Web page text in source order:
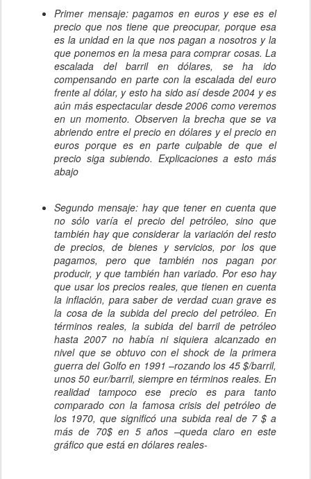
Primer mensaje: pagamos en euros y ese es el
precio que nos tiene que preocupar, porque esa
es la unidad en la que nos pagan a nosotros y la
que ponemos en la mesa para comprar cosas. La
escalada del barril en dólares, se ha ido
compensando en parte con la escalada del euro
frente al dólar, y esto ha sido así desde 2004 y es
aún más espectacular desde 2006 como veremos
en un momento. Observen la brecha que se va
abriendo entre el precio en dólares y el precio en
euros porque es en parte culpable de que el
precio siga subiendo. Explicaciones a esto más
abajo
Segundo mensaje: hay que tener en cuenta que
no sólo varía el precio del petróleo, sino que
también hay que considerar la variación del resto
de precios, de bienes y servicios, por los que
pagamos, pero que también nos pagan por
producir, y que también han variado. Por eso hay
que usar los precios reales, que tienen en cuenta
la inflación, para saber de verdad cuan grave es
la cosa de la subida del precio del petróleo. En
términos reales, la subida del barril de petróleo
hasta 2007 no había ni siquiera alcanzado en
nivel que se obtuvo con el shock de la primera
guerra del Golfo en 1991 –rozando los 45 $/barril,
unos 50 eur/barril, siempre en términos reales. En
realidad tampoco ese precio es para tanto
comparado con la famosa crisis del petróleo de
los 1970, que significó una subida real de 7 $ a
más de 70$ en 5 años –queda claro en este
gráfico que está en dólares reales-